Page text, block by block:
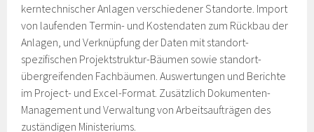
kerntechnischer Anlagen verschiedener Standorte. Import
von laufenden Termin- und Kostendaten zum Rückbau der
Anlagen, und Verknüpfung der Daten mit standort-
spezifischen Projektstruktur-Bäumen sowie standort-
übergreifenden Fachbäumen. Auswertungen und Berichte
im Project- und Excel-Format. Zusätzlich Dokumenten-
Management und Verwaltung von Arbeitsaufträgen des
zuständigen Ministeriums.